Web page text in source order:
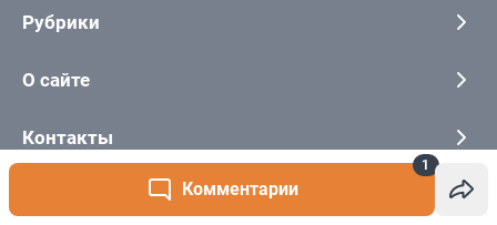
Комментарии
1